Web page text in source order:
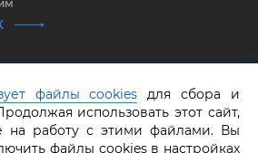
Все права защищены.
файлы cookies для сбора и
использовать этот сайт,
на работу с этими файлами. Вы
файлы cookies в настройках